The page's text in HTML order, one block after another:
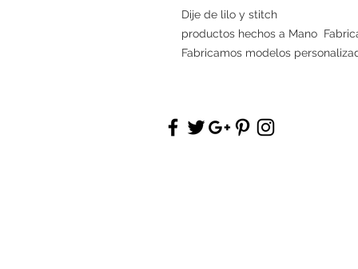
Dije de lilo y stitch
productos hechos a Mano
Fabricamos modelos